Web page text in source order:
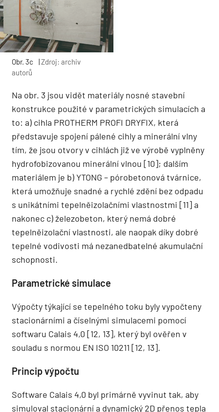
Obr. 3c |Zdroj: archiv
autorů
Na obr. 3 jsou vidět materiály nosné stavební
konstrukce použité v parametrických simulacích a
to: a) cihla PROTHERM PROFI DRYFIX, která
představuje spojení pálené cihly a minerální vlny
tím, že jsou otvory v cihlách již ve výrobě vyplněny
hydrofobizovanou minerální vlnou [10]; dalším
materiálem je b) YTONG – pórobetonová tvárnice,
která umožňuje snadné a rychlé zdění bez odpadu
s unikátními tepelněizolačními vlastnostmi [11] a
nakonec c) železobeton, který nemá dobré
tepelněizolační vlastnosti, ale naopak díky dobré
tepelné vodivosti má nezanedbatelné akumulační
schopnosti.
Parametrické simulace
Výpočty týkající se tepelného toku byly vypočteny
stacionárními a číselnými simulacemi pomocí
softwaru Calais 4,0 [12, 13], který byl ověřen v
souladu s normou EN ISO 10211 [12, 13].
Princip výpočtu
Software Calais 4,0 byl primárně vyvinut tak, aby
simuloval stacionární a dynamický 2D přenos tepla